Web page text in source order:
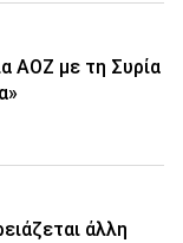
ΑΟΖ με τη Συρία
άλλη